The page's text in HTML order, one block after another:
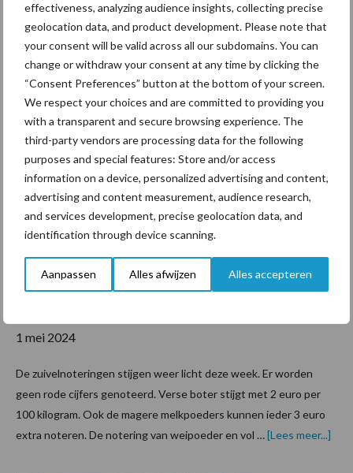
effectiveness, analyzing audience insights, collecting precise
geolocation data, and product development. Please note that
your consent will be valid across all our subdomains. You can
change or withdraw your consent at any time by clicking the
“Consent Preferences” button at the bottom of your screen.
We respect your choices and are committed to providing you
with a transparent and secure browsing experience. The
third-party vendors are processing data for the following
purposes and special features: Store and/or access
information on a device, personalized advertising and content,
advertising and content measurement, audience research,
and services development, precise geolocation data, and
identification through device scanning.
Aanpassen Alles afwijzen Alles accepteren
overige zuivelnoteringen mogen groene cijfers noteren. Mager
melkpoeder (feed) stijgt met 6 euro. De …[Lees meer...]
stijgen
hard:
43
extra
voor
verse
boter
Lich
te
stijgi
ngen
bij
elnoteringen
1 mei 2024
De zuivelnoteringen stijgen weer licht deze week. Er worden
geen rode cijfers genoteerd. Verse boter stijgt met 2 euro per
100 kilogram. Ook de magere melkpoeders kunnen ieder 3 euro
extra noteren. De notering van weipoeder en vol …[Lees meer...]